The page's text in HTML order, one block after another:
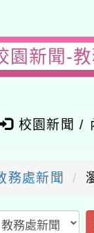
園新聞-
校園新聞 /
務處新聞